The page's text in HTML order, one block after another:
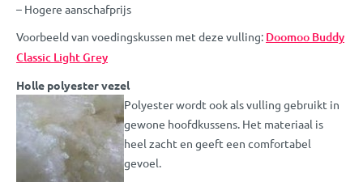
– Hogere aanschafprijs
Voorbeeld van voedingskussen met deze vulling: Doomoo Buddy
Classic Light Grey
Holle polyester vezel
Polyester wordt ook als vulling gebruikt in
gewone hoofdkussens. Het materiaal is
heel zacht en geeft een comfortabel
gevoel.